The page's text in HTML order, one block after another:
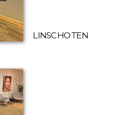
LINSCHOTEN